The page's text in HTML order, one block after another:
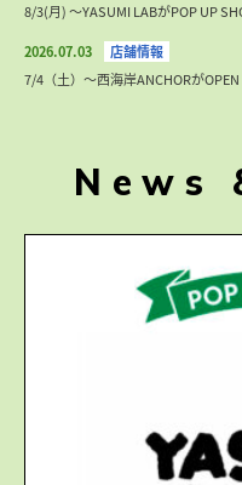
8/3(月) 〜YASUMI LABがPOP UP
2026.07.03
7/4（土）〜西海岸ANCHORがOPEN
News